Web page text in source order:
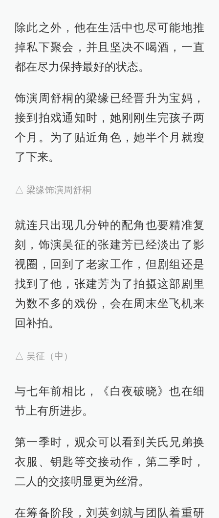
为此，美术团队通过地砖尺寸进行三
维建模，反复推敲场景尺寸，好不容
为了维持原班人马，每位演员都做出
了很多牺牲，包括协调个人时间，找
回拍戏状态等。
比如潘粤明得知戏即将开拍时，专门
剧组拍摄时几乎不吃晚饭。
△ 潘粤明饰演关宏峰/关宏宇
除此之外，他在生活中也尽可能地推
都在尽力保持最好的状态。
饰演周舒桐的梁缘已经晋升为宝妈，
接到拍戏通知时，她刚刚生完孩子两
个月。为了贴近角色，她半个月就瘦
△ 梁缘饰演周舒桐
就连只出现几分钟的配角也要精准复
刻，饰演吴征的张建芳已经淡出了影